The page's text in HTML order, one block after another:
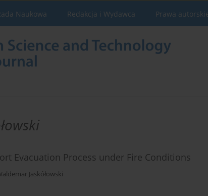
Naukowa Redakcja i Wydawca Prawa
Evacuation Process under Fire Conditions
Jaskółowski